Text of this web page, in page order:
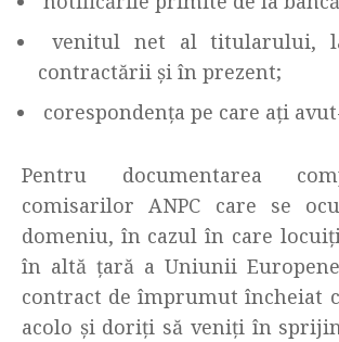
venitul net al titularului,
contractării și în prezent;
corespondența pe care ați
Pentru documentarea
comisarilor ANPC care se
domeniu, în cazul în care
în altă țară a Uniunii
contract de împrumut încheiat
acolo și doriți să veniți în